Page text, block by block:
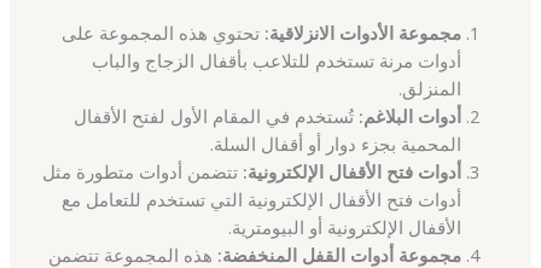
مجموعة الأدوات الانزلاقية: تحتوي هذه المجموعة على
أدوات مرنة تستخدم للتلاعب بأقفال الزجاج والباب
المنزلق.
أدوات البلاغم: تُستخدم في المقام الأول لفتح الأقفال
المحمية بجزء دوار أو أقفال السلة.
أدوات فتح الأقفال الإلكترونية: تتضمن أدوات متطورة مثل
أدوات فتح الأقفال الإلكترونية التي تستخدم للتعامل مع
الأقفال الإلكترونية أو البيومترية.
مجموعة أدوات القفل المنخفضة: هذه المجموعة تتضمن